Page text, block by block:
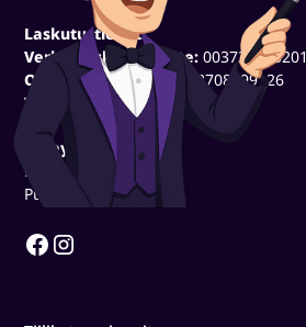
Laskutustiedot:
Verkkolaskutusosoite:003735003201
Operaattoritunnus: 003708599126
Välittäjä:
OpenText
Yhteystiedot:
myynti@taikomus.fi
Puh. 040 1569809